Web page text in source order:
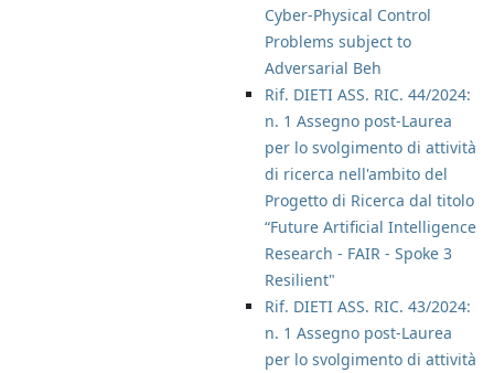
Cyber-Physical Control
Problems subject to
Adversarial Beh
Rif. DIETI ASS. RIC. 44/2024:
n. 1 Assegno post-Laurea
per lo svolgimento di attività
di ricerca nell'ambito del
Progetto di Ricerca dal titolo
“Future Artificial Intelligence
Research - FAIR - Spoke 3
Resilient"
Rif. DIETI ASS. RIC. 43/2024:
n. 1 Assegno post-Laurea
per lo svolgimento di attività